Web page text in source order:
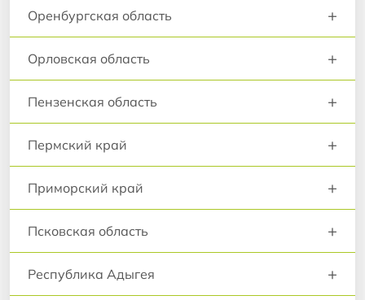
Оренбургская область +
Орловская область +
Пензенская область +
Пермский край +
Приморский край +
Псковская область +
Республика Адыгея +